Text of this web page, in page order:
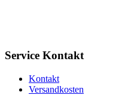
Service Kontakt
Kontakt
Versandkosten